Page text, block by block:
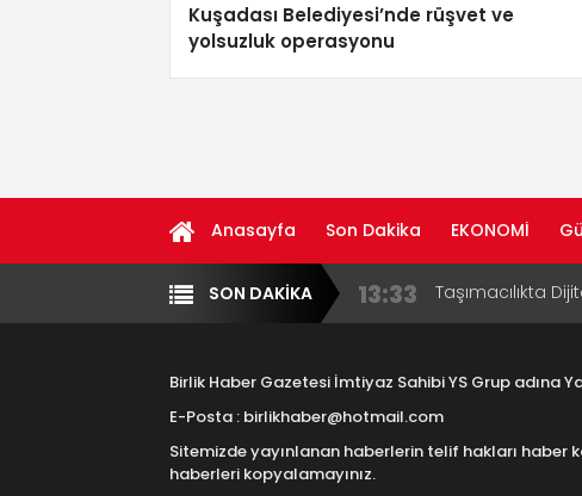
Kuşadası Belediyesi’nde rüşvet ve
yolsuzluk operasyonu
Anasayfa Son Dakika EKONOMİ
Yazarlar Diğer
SON DAKİKA 13:33 Taşımacılıkta
Çocuklara Bıraktı
16:00 Aksaray Esnaf
8:23
Birlik Haber Gazetesi İmtiyaz Sahibi YS Grup adına
E-Posta : birlikhaber@hotmail.com
Sitemizde yayınlanan haberlerin telif hakları haber
haberleri kopyalamayınız.